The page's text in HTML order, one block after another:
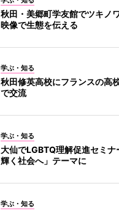
秋田・美郷町学友館でツキノ
映像で生態を伝える
学ぶ・知る
秋田修英高校にフランスの
で交流
学ぶ・知る
大仙でLGBTQ理解促進セミ
輝く社会へ」テーマに
学ぶ・知る